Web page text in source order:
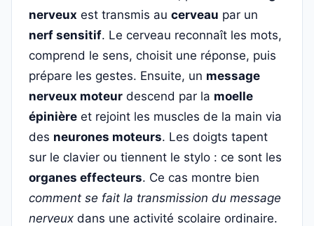
nerveux est transmis au cerveau par un
nerf sensitif. Le cerveau reconnaît les mots,
comprend le sens, choisit une réponse, puis
prépare les gestes. Ensuite, un message
nerveux moteur descend par la moelle
épinière et rejoint les muscles de la main via
des neurones moteurs. Les doigts tapent
sur le clavier ou tiennent le stylo : ce sont les
organes effecteurs. Ce cas montre bien
comment se fait la transmission du message
nerveux dans une activité scolaire ordinaire.